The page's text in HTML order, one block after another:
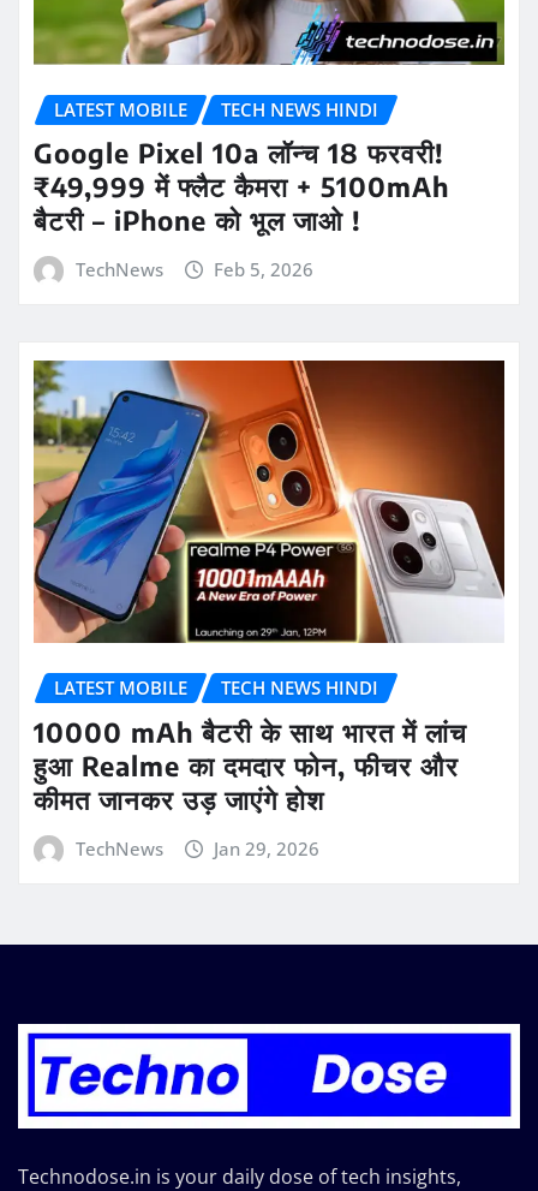
LATEST MOBILE TECH NEWS HINDI
Google Pixel 10a लॉन्च 18 फरवरी!
₹49,999 में फ्लैट कैमरा + 5100mAh
बैटरी – iPhone को भूल जाओ !
TechNews Feb 5, 2026
LATEST MOBILE TECH NEWS HINDI
10000 mAh बैटरी के साथ भारत में लांच
हुआ Realme का दमदार फोन, फीचर और
कीमत जानकर उड़ जाएंगे होश
TechNews Jan 29, 2026
Technodose.in is your daily dose of tech insights,